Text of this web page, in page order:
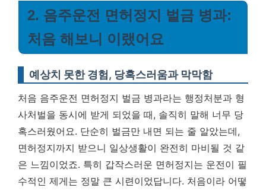
2. 음주운전 면허정지 벌금 병과:
처음 해보니 이랬어요
예상치 못한 경험, 당혹스러움과 막막함
처음 음주운전 면허정지 벌금 병과라는 행정처분과 형
사처벌을 동시에 받게 되었을 때, 솔직히 말해 너무 당
혹스러웠어요. 단순히 벌금만 내면 되는 줄 알았는데,
면허정지까지 받으니 일상생활이 완전히 마비될 것 같
은 느낌이었죠. 특히 갑작스러운 면허정지는 운전이 필
수적인 제게는 정말 큰 시련이었답니다. 처음이라 어떻